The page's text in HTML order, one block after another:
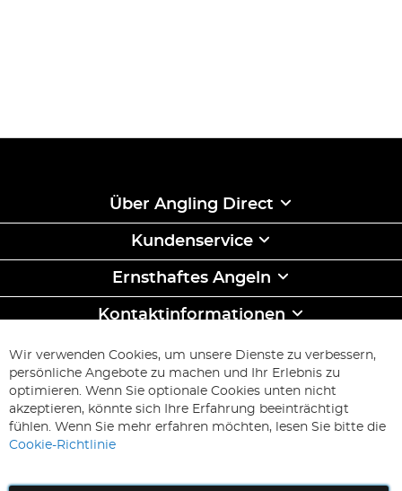
Über Angling Direct
Kundenservice
Ernsthaftes Angeln
Kontaktinformationen
ABONNIEREN & SPAREN
Melden
Sie
unseren
Newsletter
Abonnieren
Wir verwenden Cookies, um unsere Dienste zu verbessern,
persönliche Angebote zu machen und Ihr Erlebnis zu
optimieren. Wenn Sie optionale Cookies unten nicht
akzeptieren, könnte sich Ihre Erfahrung beeinträchtigt
fühlen. Wenn Sie mehr erfahren möchten, lesen Sie bitte die
Cookie-Richtlinie